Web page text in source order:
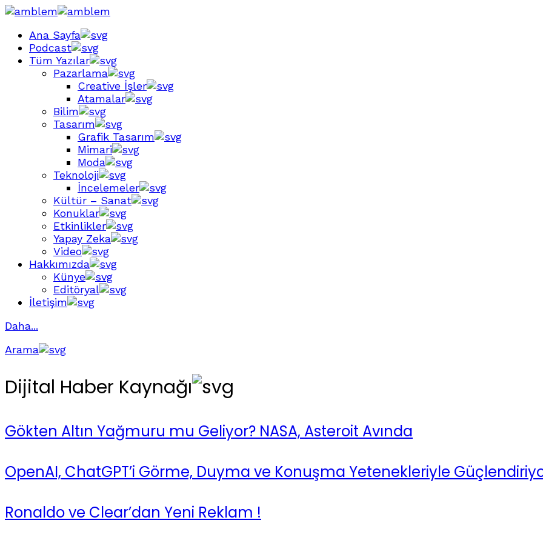
Ana Sayfa
Podcast
Tüm Yazılar
Pazarlama
Creative İşler
Atamalar
Bilim
Tasarım
Grafik Tasarım
Mimari
Moda
Teknoloji
İncelemeler
Kültür – Sanat
Konuklar
Etkinlikler
Yapay Zeka
Video
Hakkımızda
Künye
Editöryal
İletişim
Daha...
Arama
Dijital Haber Kaynağı
Gökten Altın Yağmuru mu Geliyor? NASA, Asteroit Avında
OpenAI, ChatGPT’i Görme, Duyma ve Konuşma Yetenekleriyle
Ronaldo ve Clear’dan Yeni Reklam !